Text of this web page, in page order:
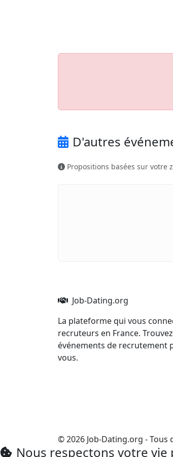
D'autres
Propositions basées sur votre
Job-Dating.org
La plateforme qui vous
recruteurs en France.
événements de recrutement
vous.
© 2026 Job-Dating.org - Tous
Nous respectons votre vie